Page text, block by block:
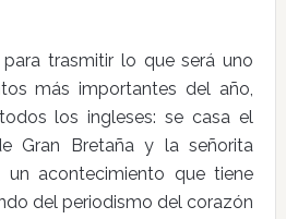
trasmitir lo que será uno
más importantes del año,
los ingleses: se casa el
Gran Bretaña y la señorita
un acontecimiento que tiene
del periodismo del corazón